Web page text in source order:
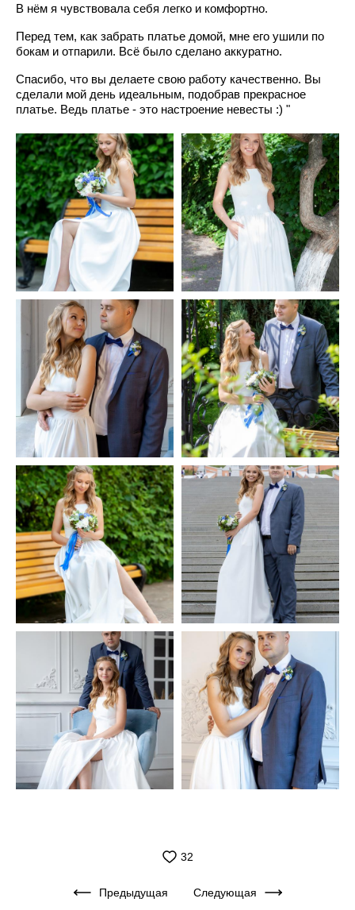
В нём я чувствовала себя легко и комфортно.
Перед тем, как забрать платье домой, мне его ушили по
бокам и отпарили. Всё было сделано аккуратно.
Спасибо, что вы делаете свою работу качественно. Вы
сделали мой день идеальным, подобрав прекрасное
платье. Ведь платье - это настроение невесты :) "
32
Предыдущая Следующая